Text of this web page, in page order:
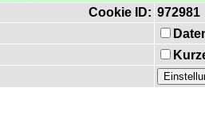
Cookie ID: 972981